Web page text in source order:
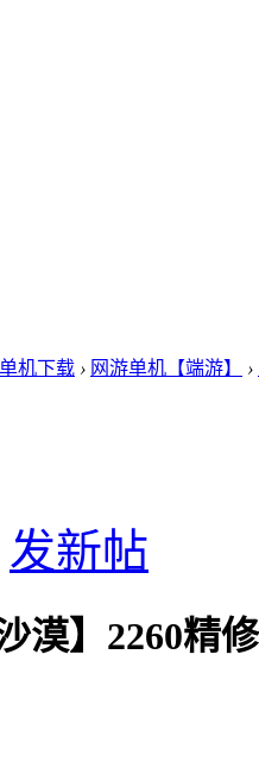
机下载 › 网游单机【端游】 ›
发新帖
沙漠】2260精